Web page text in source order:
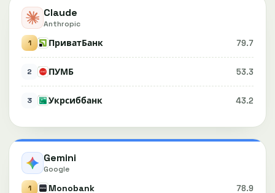
Claude
Anthropic
1
ПриватБанк 79.7
2 ПУМБ 53.3
3 Укрсиббанк 43.2
Gemini
Google
1
Monobank 78.9